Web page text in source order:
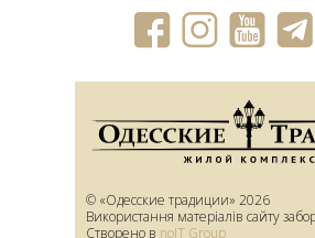
© «Одесские традиции» 2026
Використання матеріалів сайту
Створено в noIT Group